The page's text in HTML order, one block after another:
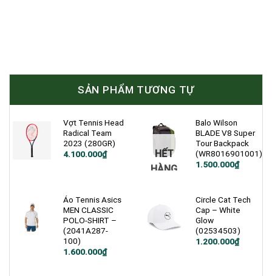
SẢN PHẨM TƯƠNG TỰ
Vợt Tennis Head
Radical Team
2023 (280GR)
4.100.000₫
HẾT
HÀNG
Balo Wilson
BLADE V8 Super
Tour Backpack
(WR8016901001)
Giá
1.500.000₫
Giá
1.500.000₫.
Áo Tennis Asics
MEN CLASSIC
POLO-SHIRT –
(2041A287-
100)
1.600.000₫
Circle Cat Tech
Cap – White
Glow
(02534503)
1.200.000₫